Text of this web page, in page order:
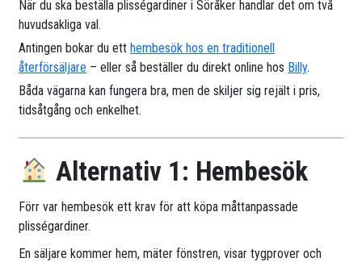
När du ska beställa plisségardiner i Söråker handlar det om två
huvudsakliga val.
Antingen bokar du etthembesök hos en traditionell
återförsäljare – eller så beställer du direkt online hos Billy.
Båda vägarna kan fungera bra, men de skiljer sig rejält i pris,
tidsåtgång och enkelhet.
Alternativ 1: Hembesök
Förr var hembesök ett krav för att köpa måttanpassade
plisségardiner.
En säljare kommer hem, mäter fönstren, visar tygprover och